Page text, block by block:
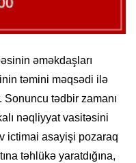
əməkdaşları
təmini məqsədi ilə
tədbir zamanı
nəqliyyat vasitəsini
ictimai asayişi pozaraq
təhlükə yaratdığına,